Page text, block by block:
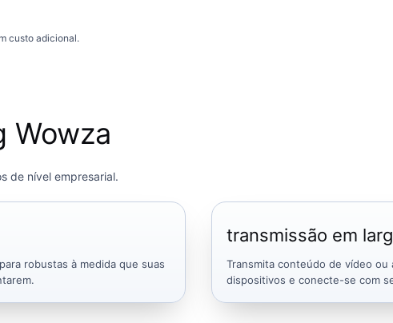
custo adicional.
Wowza
de nível empresarial.
robustas à medida que suas
transmissão em
Transmita conteúdo de vídeo ou
dispositivos e conecte-se com